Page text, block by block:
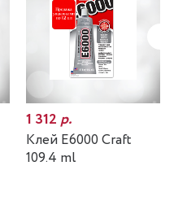
1 312р.
Клей E6000 Craft
109.4 ml